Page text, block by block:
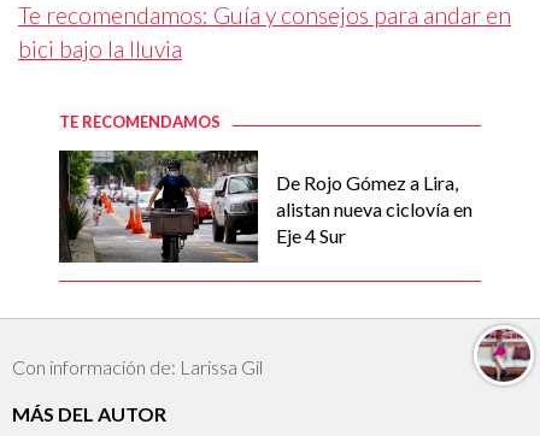
Te recomendamos: Guía y consejos para andar en
bici bajo la lluvia
TE RECOMENDAMOS
De Rojo Gómez a Lira,
alistan nueva ciclovía en
Eje 4 Sur
Con información de: Larissa Gil
MÁS DEL AUTOR